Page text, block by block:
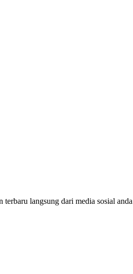
langsung dari media sosial anda